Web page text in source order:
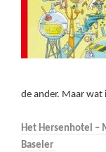
de ander. Maar wat
Het Hersenhotel –
Baseler